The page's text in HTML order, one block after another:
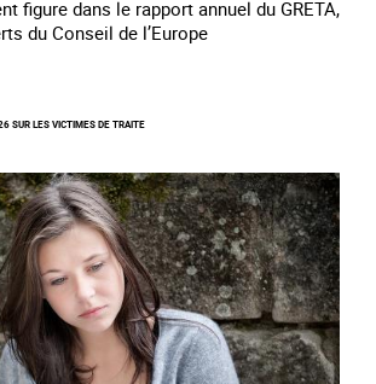
figure dans le rapport annuel du GRETA,
du Conseil de l’Europe
SUR LES VICTIMES DE TRAITE